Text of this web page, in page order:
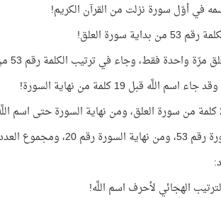
في أوّل سورة نزلت من القرآن الكريم!
سورة العلق!
فقط، وجاء في ترتيب الكلمة رقم 53 من بداية السورة!
العددين = 73